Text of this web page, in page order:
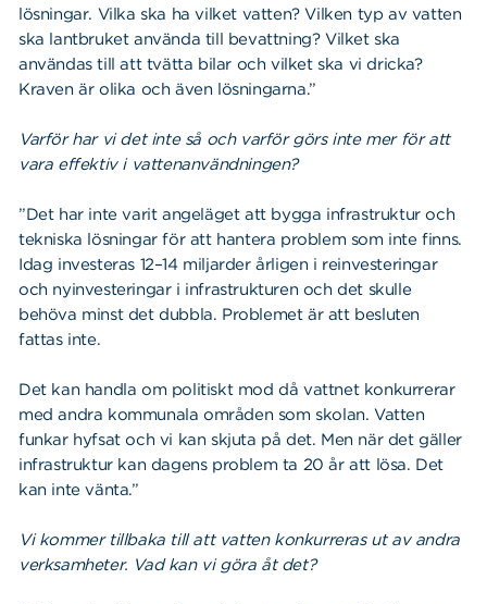
lösningar. Vilka ska ha vilket vatten? Vilken typ av vatten
ska lantbruket använda till bevattning? Vilket ska
användas till att tvätta bilar och vilket ska vi dricka?
Kraven är olika och även lösningarna.”
Varför har vi det inte så och varför görs inte mer för att
vara effektiv i vattenanvändningen?
”Det har inte varit angeläget att bygga infrastruktur och
tekniska lösningar för att hantera problem som inte finns.
Idag investeras 12–14 miljarder årligen i reinvesteringar
och nyinvesteringar i infrastrukturen och det skulle
behöva minst det dubbla. Problemet är att besluten
fattas inte.
Det kan handla om politiskt mod då vattnet konkurrerar
med andra kommunala områden som skolan. Vatten
funkar hyfsat och vi kan skjuta på det. Men när det gäller
infrastruktur kan dagens problem ta 20 år att lösa. Det
kan inte vänta.”
Vi kommer tillbaka till att vatten konkurreras ut av andra
verksamheter. Vad kan vi göra åt det?